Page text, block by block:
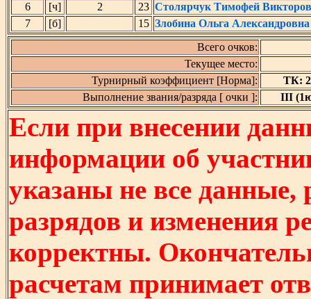
6
[ч] 2 23 Столярчук Тимофей
7
[б] 15 Злобина Ольга Александровна
Всего очков:
Текущее место:
Турнирный коэффициент [Норма]:
ТК:
Выполнение звания/разряда [ очки ]:
III
Если при внесении
информации об
указаны не все
разрядов и изменения
корректны.
расчетам принимает